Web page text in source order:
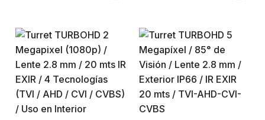
imagen siempre a
color)Soporta 4
Tecnologias,
selecciónable en…
tecnologías
seleccionables (TVI /
AHD / CVI /
CVBS).Funciones: dWDR
/ BLC…